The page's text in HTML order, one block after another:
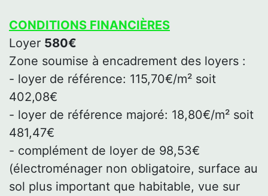
CONDITIONS FINANCIÈRES
Loyer 580€
Zone soumise à encadrement des loyers :
- loyer de référence: 115,70€/m² soit
402,08€
- loyer de référence majoré: 18,80€/m² soit
481,47€
- complément de loyer de 98,53€
(électroménager non obligatoire, surface au
sol plus important que habitable, vue sur